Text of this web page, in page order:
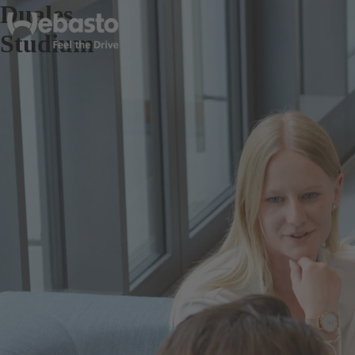
Duales
Studium